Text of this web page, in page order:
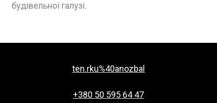
будівельної галузі.
ten.rku%40anozbal
+380 50 595 64 47